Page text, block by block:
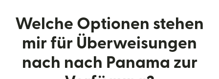
Welche Optionen stehen
mir für Überweisungen
nach nach Panama zur